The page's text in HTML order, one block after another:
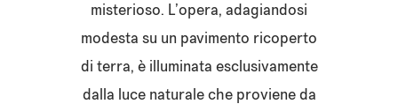
misterioso. L’opera, adagiandosi
modesta su un pavimento ricoperto
di terra, è illuminata esclusivamente
dalla luce naturale che proviene da